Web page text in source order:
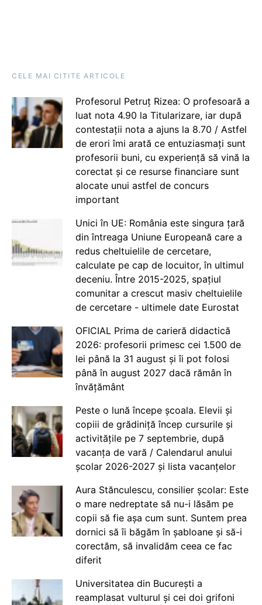
CELE MAI CITITE ARTICOLE
Profesorul Petruț Rizea: O profesoară a
luat nota 4.90 la Titularizare, iar după
contestații nota a ajuns la 8.70 / Astfel
de erori îmi arată ce entuziasmați sunt
profesorii buni, cu experiență să vină la
corectat și ce resurse financiare sunt
alocate unui astfel de concurs
important
Unici în UE: România este singura țară
din întreaga Uniune Europeană care a
redus cheltuielile de cercetare,
calculate pe cap de locuitor, în ultimul
deceniu. Între 2015-2025, spațiul
comunitar a crescut masiv cheltuielile
de cercetare - ultimele date Eurostat
OFICIAL Prima de carieră didactică
2026: profesorii primesc cei 1.500 de
lei până la 31 august și îi pot folosi
până în august 2027 dacă rămân în
învățământ
Peste o lună începe școala. Elevii și
copiii de grădiniță încep cursurile și
activitățile pe 7 septembrie, după
vacanța de vară / Calendarul anului
școlar 2026-2027 și lista vacanțelor
Aura Stănculescu, consilier școlar: Este
o mare nedreptate să nu-i lăsăm pe
copii să fie așa cum sunt. Suntem prea
dornici să îi băgăm în șabloane și să-i
corectăm, să invalidăm ceea ce fac
diferit
Universitatea din București a
reamplasat vulturul și cei doi grifoni